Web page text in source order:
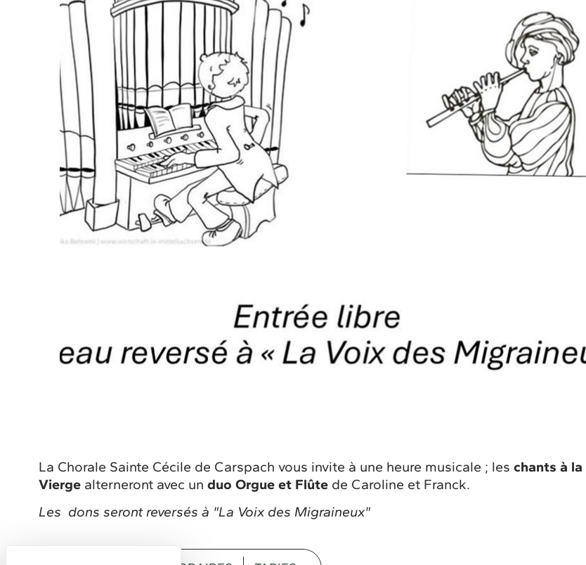
La Chorale Sainte Cécile de Carspach vous invite à une heure musicale ; leschants à la
Vierge alterneront avec unduo Orgue et Flûte de Caroline et Franck.
Les dons seront reversés à "La Voix des Migraineux"